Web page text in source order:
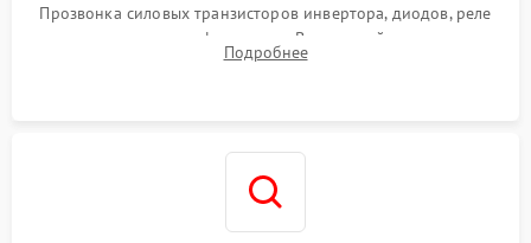
Прозвонка силовых транзисторов инвертора, диодов, реле
переключения и трансформатора. Визуальный поиск вздутых
конденсаторов и прогаров на печатной плате.
Подробнее